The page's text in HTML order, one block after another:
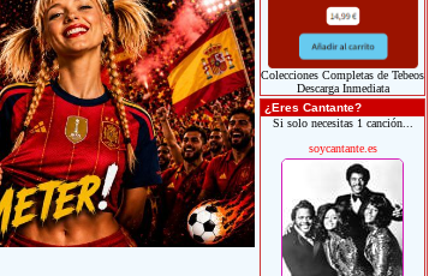
Colecciones Completas de Tebeos
Descarga Inmediata
¿Eres Cantante?
Si solo necesitas 1 canción...
soycantante.es